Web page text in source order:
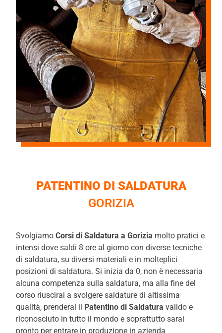
PATENTINO DI SALDATURA
GORIZIA
SvolgiamoCorsi di Saldatura a Gorizia molto pratici e
intensi dove saldi 8 ore al giorno con diverse tecniche
di saldatura, su diversi materiali e in molteplici
posizioni di saldatura. Si inizia da 0, non è necessaria
alcuna competenza sulla saldatura, ma alla fine del
corso riuscirai a svolgere saldature di altissima
qualità, prenderai il Patentino di Saldatura valido e
riconosciuto in tutto il mondo e soprattutto sarai
pronto per entrare in produzione in azienda